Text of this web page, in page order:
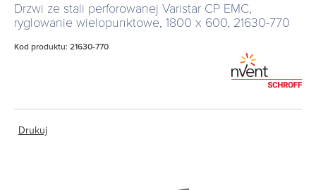
Drzwi ze stali perforowanej Varistar CP EMC,
ryglowanie wielopunktowe, 1800 x 600, 21630-770
Kod produktu: 21630-770
Drukuj